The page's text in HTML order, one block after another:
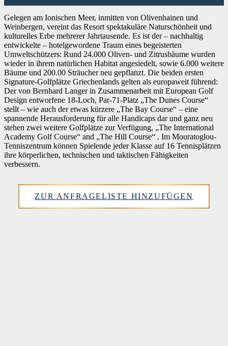
Gelegen am Ionischen Meer, inmitten von Olivenhainen und
Weinbergen, vereint das Resort spektakuläre Naturschönheit und
kulturelles Erbe mehrerer Jahrtausende. Es ist der – nachhaltig
entwickelte – hotelgewordene Traum eines begeisterten
Umweltschützers: Rund 24.000 Oliven- und Zitrusbäume wurden
wieder in ihrem natürlichen Habitat angesiedelt, sowie 6.000 weitere
Bäume und 200.00 Sträucher neu gepflanzt. Die beiden ersten
Signature-Golfplätze Griechenlands gelten als europaweit führend:
Der von Bernhard Langer in Zusammenarbeit mit European Golf
Design entworfene 18-Loch, Par-71-Platz „The Dunes Course“
stellt – wie auch der etwas kürzere „The Bay Course“ – eine
spannende Herausforderung für alle Handicaps dar und ganz neu
stehen zwei weitere Golfplätze zur Verfügung, „The International
Academy Golf Course“ and „The Hill Course“ . Im Mouratoglou-
Tenniszentrum können Spielende jeder Klasse auf 16 Tennisplätzen
ihre körperlichen, technischen und taktischen Fähigkeiten
verbessern.
ZUR ANFRAGELISTE HINZUFÜGEN